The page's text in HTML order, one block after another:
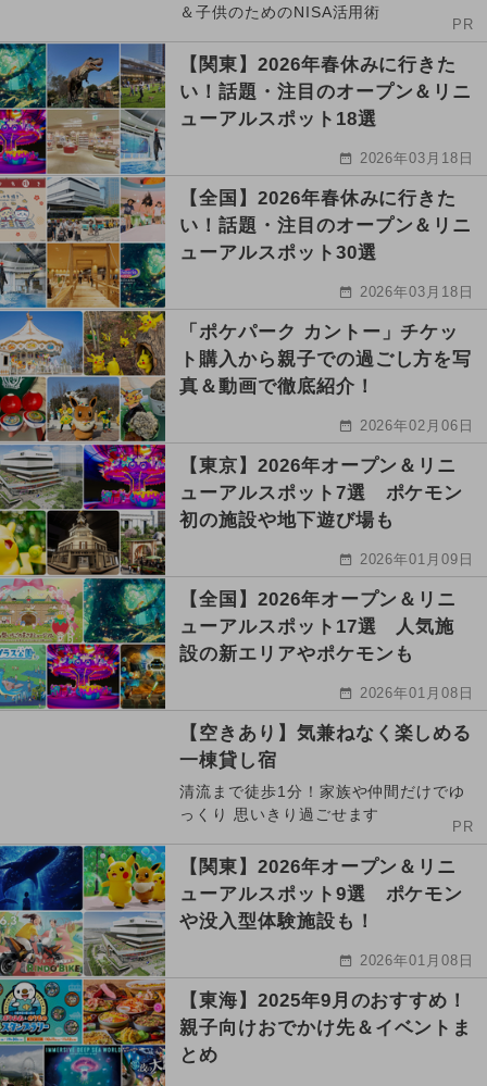
＆子供のためのNISA活用術
PR
【関東】2026年春休みに行きた
い！話題・注目のオープン＆リニ
ューアルスポット18選
2026年03月18日
【全国】2026年春休みに行きた
い！話題・注目のオープン＆リニ
ューアルスポット30選
2026年03月18日
「ポケパーク カントー」チケッ
ト購入から親子での過ごし方を写
真＆動画で徹底紹介！
2026年02月06日
【東京】2026年オープン＆リニ
ューアルスポット7選 ポケモン
初の施設や地下遊び場も
2026年01月09日
【全国】2026年オープン＆リニ
ューアルスポット17選 人気施
設の新エリアやポケモンも
2026年01月08日
【空きあり】気兼ねなく楽しめる
一棟貸し宿
清流まで徒歩1分！家族や仲間だけでゆ
っくり 思いきり過ごせます
PR
【関東】2026年オープン＆リニ
ューアルスポット9選 ポケモン
や没入型体験施設も！
2026年01月08日
【東海】2025年9月のおすすめ！
親子向けおでかけ先＆イベントま
とめ